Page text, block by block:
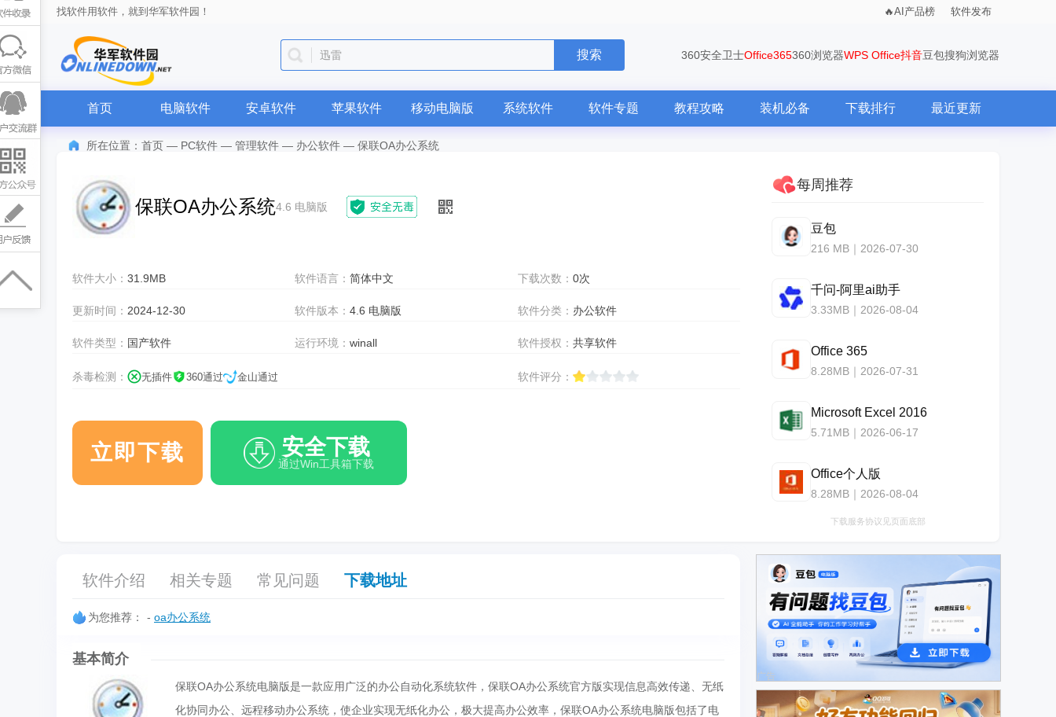
找软件用软件，就到华军软件园！ AI产品榜 软件发布
迅雷 搜索 360安全卫士Office365360浏览器WPS Office抖音豆包搜狗浏览器
首页 电脑软件 安卓软件 苹果软件 移动电脑版 系统软件 软件专题 教程攻略 装机必备 下载排行 最近更新
所在位置： 首页 — PC软件 — 管理软件 — 办公软件 — 保联OA办公系统
保联OA办公系统4.6 电脑版
软件大小： 31.9MB 软件语言：简体中文 下载次数： 0次
更新时间： 2024-12-30 软件版本：4.6 电脑版 软件分类： 办公软件
软件类型： 国产软件 运行环境：winall 软件授权： 共享软件
杀毒检测： 无插件 360通过 金山通过 软件评分：
立即下载 安全下载
通过Win工具箱下载
每周推荐
豆包
216 MB｜2026-07-30
千问-阿里ai助手
3.33MB｜2026-08-04
Office 365
8.28MB｜2026-07-31
Microsoft Excel 2016
5.71MB｜2026-06-17
Office个人版
8.28MB｜2026-08-04
下载服务协议见页面底部
软件介绍 相关专题 常见问题 下载地址
为您推荐： - oa办公系统
基本简介
保联OA办公系统电脑版是一款应用广泛的办公自动化系统软件，保联OA办公系统官方版实现信息高效传递、无纸
化协同办公、远程移动办公系统，使企业实现无纸化办公，极大提高办公效率，保联OA办公系统电脑版包括了电
广告